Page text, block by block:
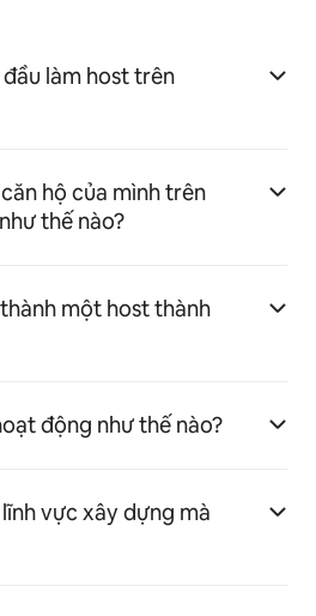
làm host trên
hộ của mình trên
thế nào?
một host thành
động như thế nào?
vực xây dựng mà